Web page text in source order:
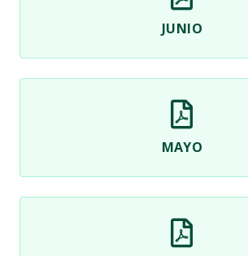
JUNIO
MAYO